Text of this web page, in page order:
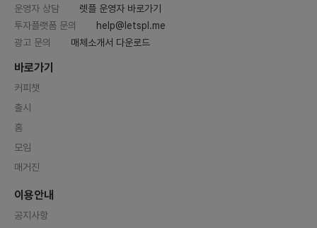
운영자 상담
렛플 운영자 바로가기
투자플랫폼 문의
help@letspl.me
광고 문의
매체소개서 다운로드
바로가기
커피챗
출시
홈
모임
매거진
이용안내
공지사항